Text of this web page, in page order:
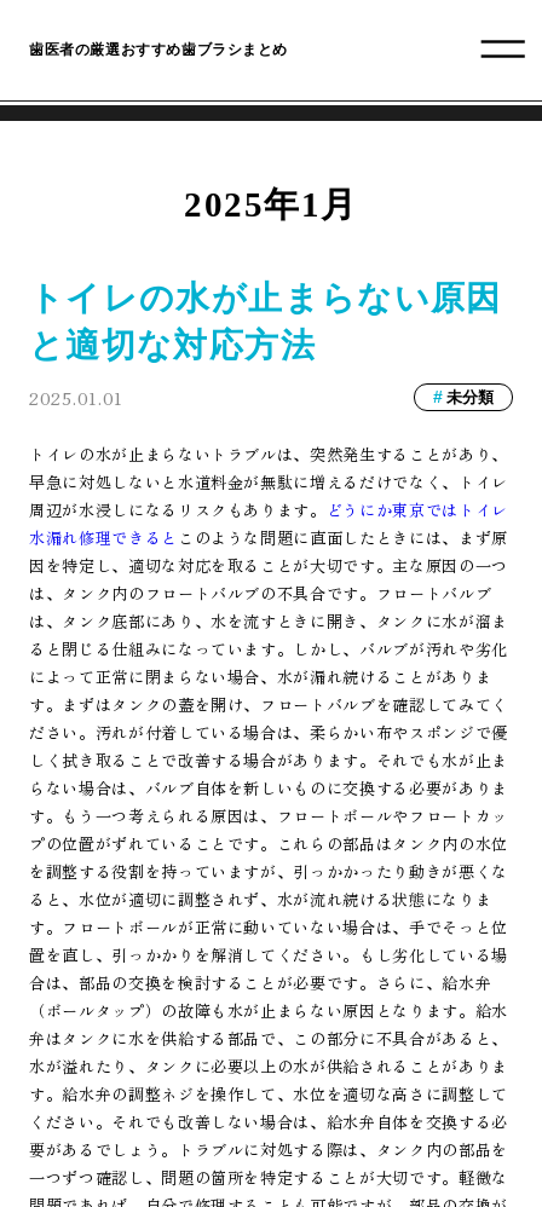
歯医者の厳選おすすめ歯ブラシまとめ
2025年1月
トイレの水が止まらない原因
と適切な対応方法
2025.01.01 未分類
トイレの水が止まらないトラブルは、突然発生することがあり、
早急に対処しないと水道料金が無駄に増えるだけでなく、トイレ
周辺が水浸しになるリスクもあります。
どうにか東京ではトイレ
水漏れ修理できると このような問題に直面したときには、まず原
因を特定し、適切な対応を取ることが大切です。主な原因の一つ
は、タンク内のフロートバルブの不具合です。フロートバルブ
は、タンク底部にあり、水を流すときに開き、タンクに水が溜ま
ると閉じる仕組みになっています。しかし、バルブが汚れや劣化
によって正常に閉まらない場合、水が漏れ続けることがありま
す。まずはタンクの蓋を開け、フロートバルブを確認してみてく
ださい。汚れが付着している場合は、柔らかい布やスポンジで優
しく拭き取ることで改善する場合があります。それでも水が止ま
らない場合は、バルブ自体を新しいものに交換する必要がありま
す。もう一つ考えられる原因は、フロートボールやフロートカッ
プの位置がずれていることです。これらの部品はタンク内の水位
を調整する役割を持っていますが、引っかかったり動きが悪くな
ると、水位が適切に調整されず、水が流れ続ける状態になりま
す。フロートボールが正常に動いていない場合は、手でそっと位
置を直し、引っかかりを解消してください。もし劣化している場
合は、部品の交換を検討することが必要です。さらに、給水弁
（ボールタップ）の故障も水が止まらない原因となります。給水
弁はタンクに水を供給する部品で、この部分に不具合があると、
水が溢れたり、タンクに必要以上の水が供給されることがありま
す。給水弁の調整ネジを操作して、水位を適切な高さに調整して
ください。それでも改善しない場合は、給水弁自体を交換する必
要があるでしょう。トラブルに対処する際は、タンク内の部品を
一つずつ確認し、問題の箇所を特定することが大切です。軽微な